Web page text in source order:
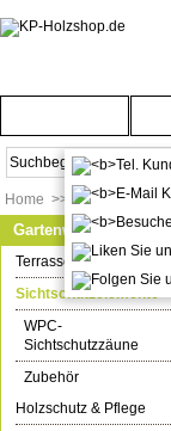
Home >> Gartenwelt >>
Gartenwelt
Terrassenböden
Sichtschutzelemente
WPC-
Sichtschutzzäune
Zubehör
Holzschutz & Pflege